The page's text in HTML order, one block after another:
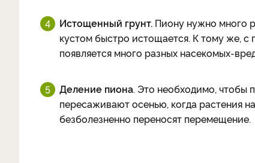
Истощенный грунт. Пиону нужно много
кустом быстро истощается. К тому же, с
появляется много разных насекомых-
Деление пиона. Это необходимо, чтобы
пересаживают осенью, когда растения
безболезненно переносят перемещение.